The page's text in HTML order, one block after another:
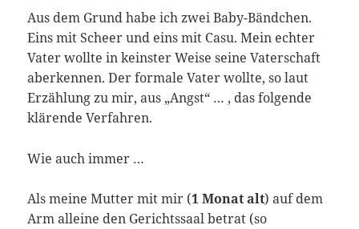
Aus dem Grund habe ich zwei Baby-Bändchen.
Eins mit Scheer und eins mit Casu. Mein echter
Vater wollte in keinster Weise seine Vaterschaft
aberkennen. Der formale Vater wollte, so laut
Erzählung zu mir, aus „Angst“ … , das folgende
klärende Verfahren.
Wie auch immer …
Als meine Mutter mit mir (1 Monat alt) auf dem
Arm alleine den Gerichtssaal betrat (so